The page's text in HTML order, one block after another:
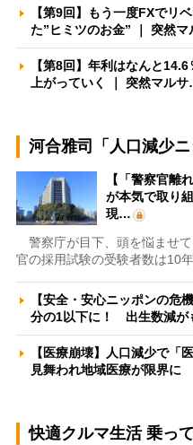
【第9回】もう一度FXで
た”ヒミツのお金” ｜ 突然
【第8回】年利はなんと
上がっていく ｜ 突然マル
河合雅司「人口減少ニ
【「警察官離
が本気で取り
現…
警察庁が目下、頭を悩ませ
官の採用試験の受験者数は10
【安全・安心ニッポンの危
分の1以下に！ 出生数減
【医療崩壊】人口減少で「
見舞われ地域医療が限界
快適クルマ生活 乗っ